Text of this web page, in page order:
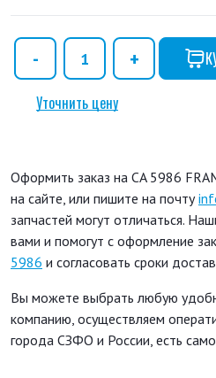
Уточнить цену
Оформить заказ на CA 5986
на сайте, или пишите на почту
запчастей могут отличаться.
вами и помогут с оформление
5986 и согласовать сроки
Вы можете выбрать любую
компанию, осуществляем
города СЗФО и России, есть